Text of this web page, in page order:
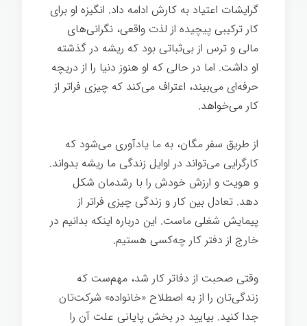
گرایشات اعتیاد به کارش ادامه داد. انگیزه او برای
کار ترکیبی پیچیده از لذت واقعی، نگرانی‌های
مالی و ترس از بی‌ثباتی بود که ریشه در گذشته
او داشت. اما در حالی که او هنوز دنیا را از دریچه
حرفه‌ای می‌بیند، اعتراف می‌کند که چیزی فراتر از
کار می‌خواهد.
از طریق سفر مگان، به ما یادآوری می‌شود که
کارگرایی می‌تواند در اوایل زندگی ما ریشه بدواند.
و هویت و ارزش خودش را با رشدمان شکل
دهد. تعادل بین کار و زندگی چیزی فراتر از
پیمایش شغلی ماست. این درباره اینکه بدانیم در
خارج از دفتر کار چه‌کسی هستیم.
وقتی صحبت از دفاتر کار شد، مهم‌ست که
زندگی‌تان را از به اصطلاح «خانواده» شرکت‌تان
جدا کنید. بیایید در بخش پایانی علت آن را